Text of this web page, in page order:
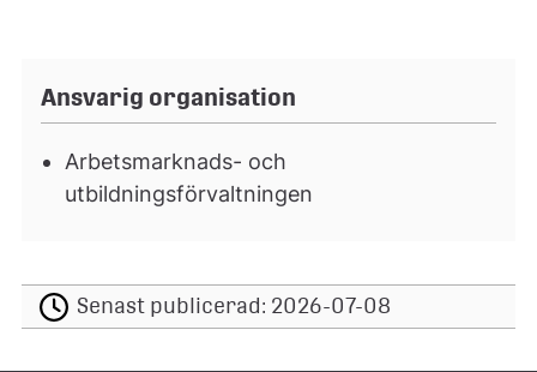
Ansvarig organisation
Arbetsmarknads- och
utbildningsförvaltningen
Senast publicerad: 2026-07-08